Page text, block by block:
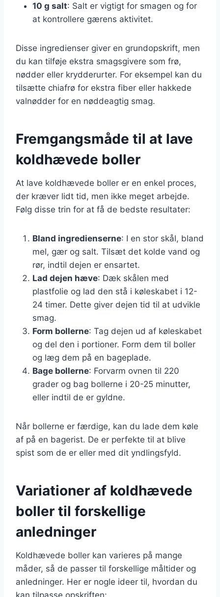
10 g salt: Salt er vigtigt for smagen og for
at kontrollere gærens aktivitet.
Disse ingredienser giver en grundopskrift, men
du kan tilføje ekstra smagsgivere som frø,
nødder eller krydderurter. For eksempel kan du
tilsætte chiafrø for ekstra fiber eller hakkede
valnødder for en nøddeagtig smag.
Fremgangsmåde til at lave
koldhævede boller
At lave koldhævede boller er en enkel proces,
der kræver lidt tid, men ikke meget arbejde.
Følg disse trin for at få de bedste resultater:
Bland ingredienserne: I en stor skål, bland
mel, gær og salt. Tilsæt det kolde vand og
rør, indtil dejen er ensartet.
Lad dejen hæve: Dæk skålen med
plastfolie og lad den stå i køleskabet i 12-
24 timer. Dette giver dejen tid til at udvikle
smag.
Form bollerne: Tag dejen ud af køleskabet
og del den i portioner. Form dem til boller
og læg dem på en bageplade.
Bage bollerne: Forvarm ovnen til 220
grader og bag bollerne i 20-25 minutter,
eller indtil de er gyldne.
Når bollerne er færdige, kan du lade dem køle
af på en bagerist. De er perfekte til at blive
spist som de er eller med dit yndlingsfyld.
Variationer af koldhævede
boller til forskellige
anledninger
Koldhævede boller kan varieres på mange
måder, så de passer til forskellige måltider og
anledninger. Her er nogle ideer til, hvordan du
kan tilpasse opskriften: